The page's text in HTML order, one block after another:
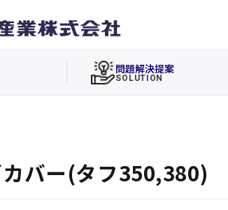
問題解決提案
SOLUTION
バー(タフ350,380)